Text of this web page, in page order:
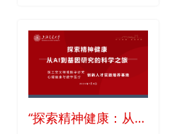
物的合成
Biofuels and Bioproducts
上发表题为“Engineering
cyanobacteria as a new
platform for producing
taxol precursors directly
究论文
“探索精神健康：从AI